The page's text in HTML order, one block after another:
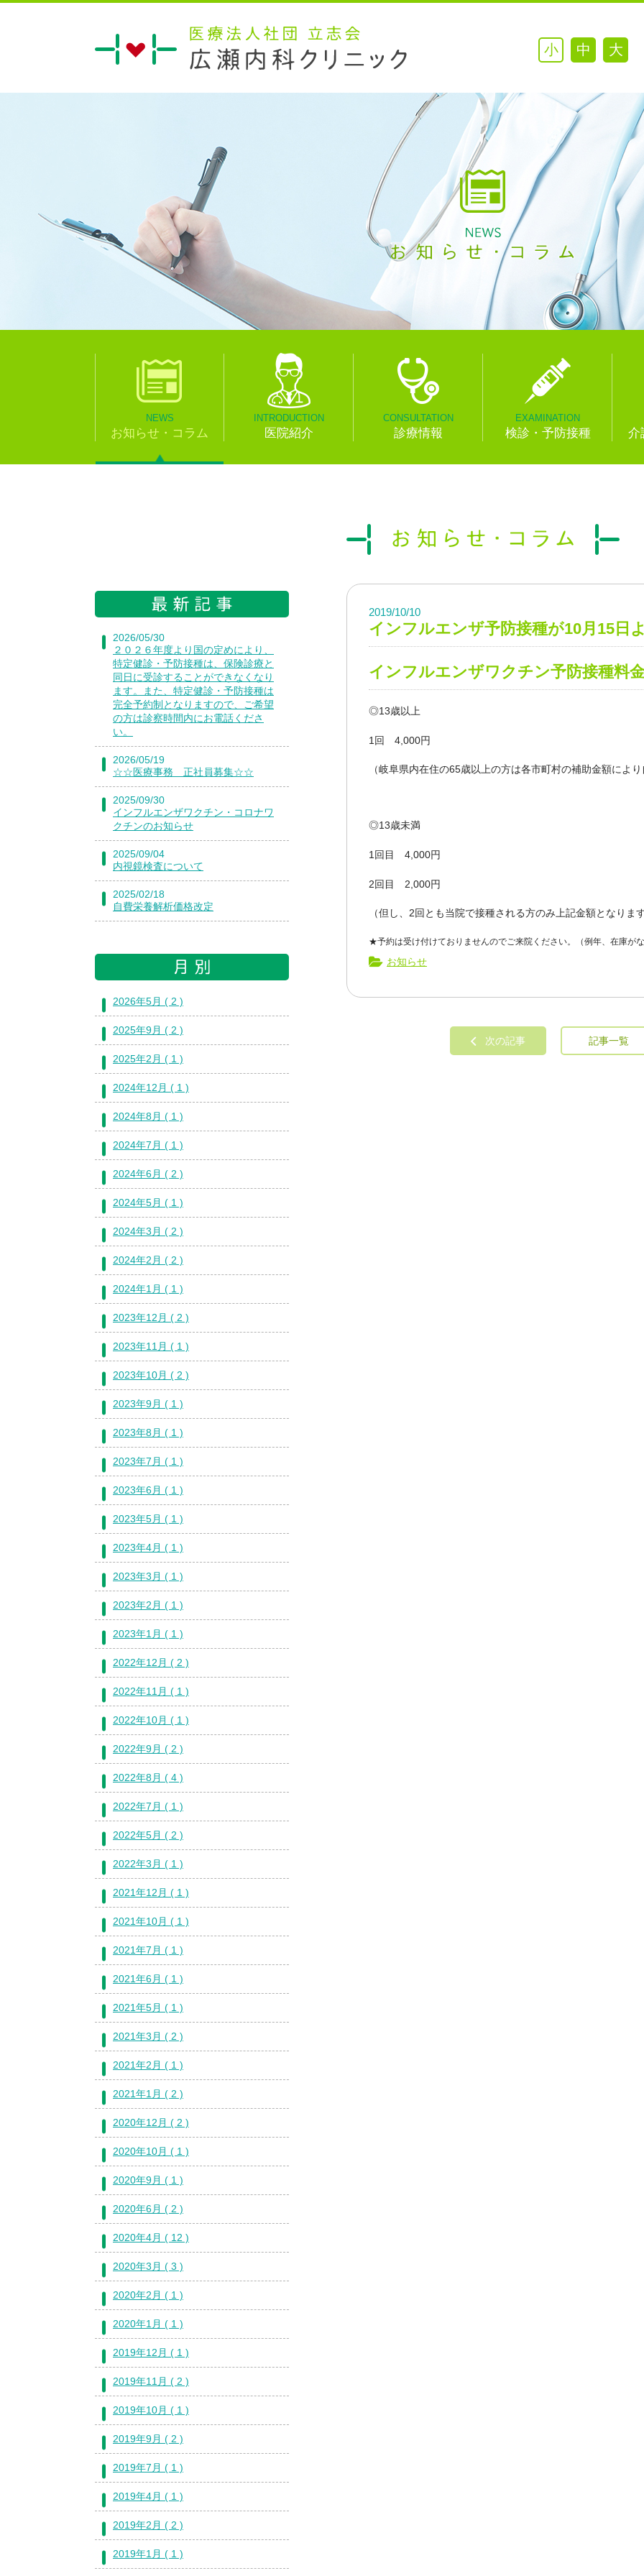
小 中 大
NEWS
お知らせ・コラム
INTRODUCTION
医院紹介
CONSULTATION
診療情報
EXAMINATION
検診・予防接種 介
2019/10/10
インフルエンザ予防接種が10月15日
インフルエンザワクチン予防接種料
◎13歳以上
1回 4,000円
（岐阜県内在住の65歳以上の方は各市町村の補助金額によ
◎13歳未満
1回目 4,000円
2回目 2,000円
（但し、2回とも当院で接種される方のみ上記金額となりま
★予約は受け付けておりませんのでご来院ください。（例年、在庫が
お知らせ
次の記事 記事一覧
2026/05/30
２０２６年度より国の定めにより、
特定健診・予防接種は、保険診療と
同日に受診することができなくなり
ます。また、特定健診・予防接種は
完全予約制となりますので、ご希望
の方は診察時間内にお電話くださ
い。
2026/05/19
☆☆医療事務 正社員募集☆☆
2025/09/30
インフルエンザワクチン・コロナワ
クチンのお知らせ
2025/09/04
内視鏡検査について
2025/02/18
自費栄養解析価格改定
2026年5月 ( 2 )
2025年9月 ( 2 )
2025年2月 ( 1 )
2024年12月 ( 1 )
2024年8月 ( 1 )
2024年7月 ( 1 )
2024年6月 ( 2 )
2024年5月 ( 1 )
2024年3月 ( 2 )
2024年2月 ( 2 )
2024年1月 ( 1 )
2023年12月 ( 2 )
2023年11月 ( 1 )
2023年10月 ( 2 )
2023年9月 ( 1 )
2023年8月 ( 1 )
2023年7月 ( 1 )
2023年6月 ( 1 )
2023年5月 ( 1 )
2023年4月 ( 1 )
2023年3月 ( 1 )
2023年2月 ( 1 )
2023年1月 ( 1 )
2022年12月 ( 2 )
2022年11月 ( 1 )
2022年10月 ( 1 )
2022年9月 ( 2 )
2022年8月 ( 4 )
2022年7月 ( 1 )
2022年5月 ( 2 )
2022年3月 ( 1 )
2021年12月 ( 1 )
2021年10月 ( 1 )
2021年7月 ( 1 )
2021年6月 ( 1 )
2021年5月 ( 1 )
2021年3月 ( 2 )
2021年2月 ( 1 )
2021年1月 ( 2 )
2020年12月 ( 2 )
2020年10月 ( 1 )
2020年9月 ( 1 )
2020年6月 ( 2 )
2020年4月 ( 12 )
2020年3月 ( 3 )
2020年2月 ( 1 )
2020年1月 ( 1 )
2019年12月 ( 1 )
2019年11月 ( 2 )
2019年10月 ( 1 )
2019年9月 ( 2 )
2019年7月 ( 1 )
2019年4月 ( 1 )
2019年2月 ( 2 )
2019年1月 ( 1 )